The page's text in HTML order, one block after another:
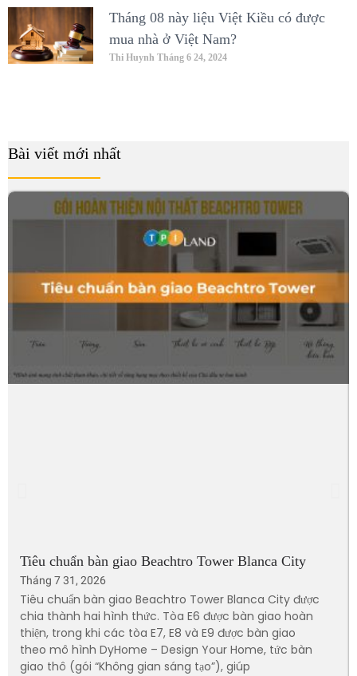
Tháng 08 này liệu Việt Kiều có được
mua nhà ở Việt Nam?
Thi Huynh Tháng 6 24, 2024
Bài viết mới nhất
Tiêu chuẩn bàn giao Beachtro Tower Blanca City
Tháng 7 31, 2026
Tiêu chuẩn bàn giao Beachtro Tower Blanca City được
chia thành hai hình thức. Tòa E6 được bàn giao hoàn
thiện, trong khi các tòa E7, E8 và E9 được bàn giao
theo mô hình DyHome – Design Your Home, tức bàn
giao thô (gói “Không gian sáng tạo”), giúp